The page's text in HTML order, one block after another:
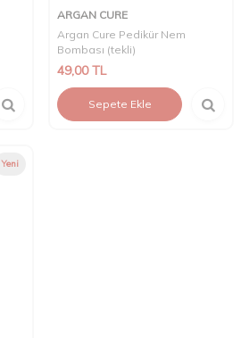
ARGAN CURE
Argan Cure Pedikür Nem
Bombası (tekli)
49,00TL
Sepete Ekle
Yeni